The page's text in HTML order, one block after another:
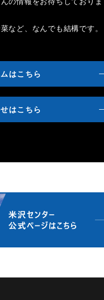
など、なんでも結構です。
はこちら
はこちら